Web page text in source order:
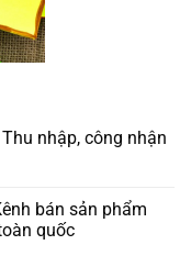
nhập, công nhận
bán sản phẩm
quốc